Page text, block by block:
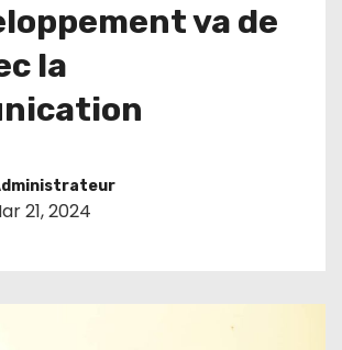
va de
la
21, 2024